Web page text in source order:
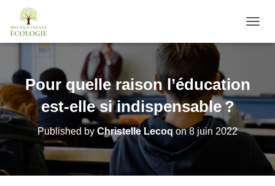
U
/
E
R
Pour quelle raison l’éducation
est-elle si indispensable ?
Published by Christelle Lecoqon8 juin 2022